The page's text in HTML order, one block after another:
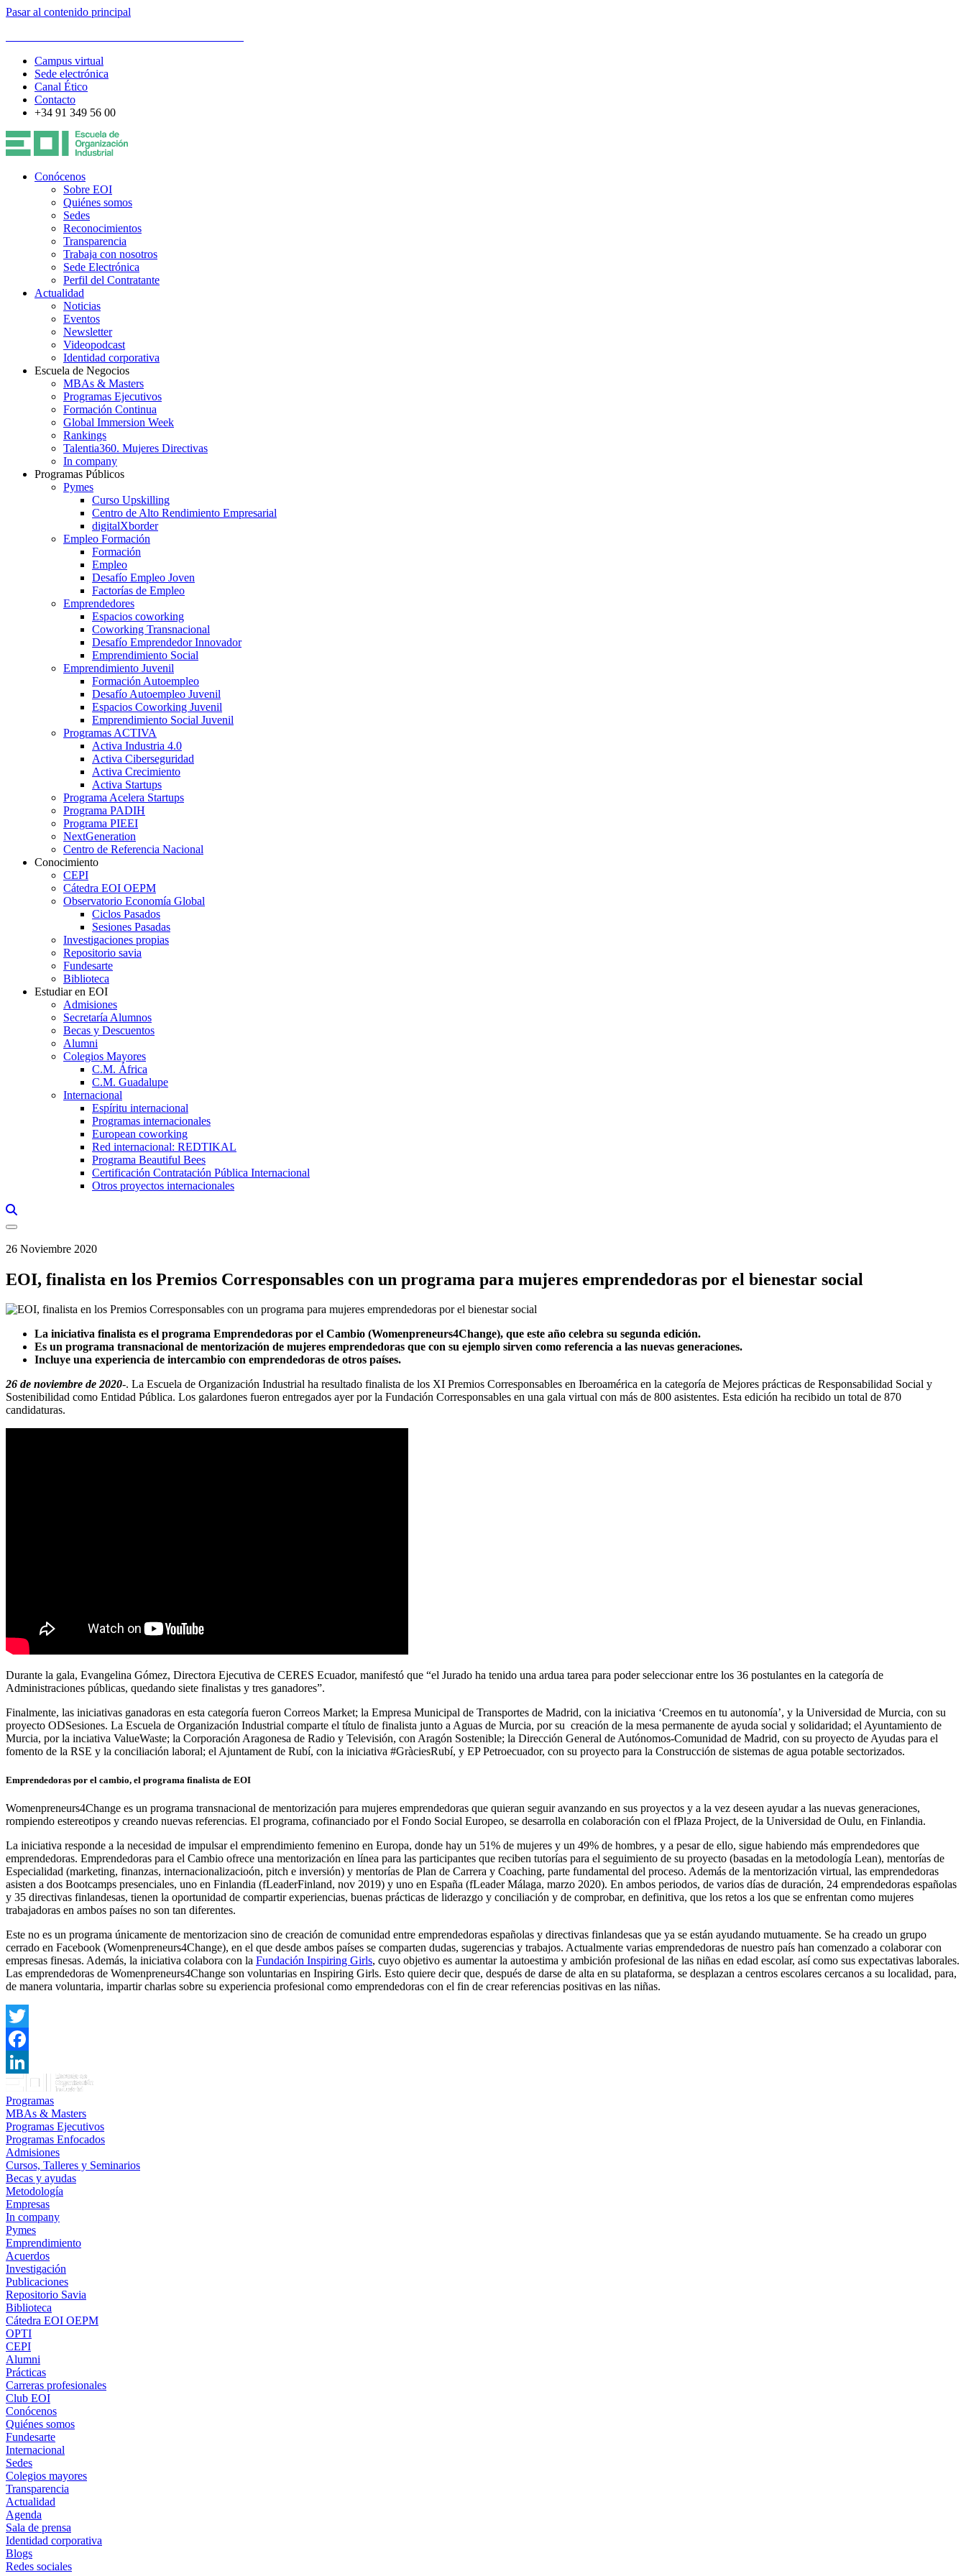
Pasar al contenido principal
Campus virtual
Sede electrónica
Canal Ético
Contacto
+34 91 349 56 00
Conócenos
Sobre EOI
Quiénes somos
Sedes
Reconocimientos
Transparencia
Trabaja con nosotros
Sede Electrónica
Perfil del Contratante
Actualidad
Noticias
Eventos
Newsletter
Videopodcast
Identidad corporativa
Escuela de Negocios
MBAs & Masters
Programas Ejecutivos
Formación Continua
Global Immersion Week
Rankings
Talentia360. Mujeres Directivas
In company
Programas Públicos
Pymes
Curso Upskilling
Centro de Alto Rendimiento Empresarial
digitalXborder
Empleo Formación
Formación
Empleo
Desafío Empleo Joven
Factorías de Empleo
Emprendedores
Espacios coworking
Coworking Transnacional
Desafío Emprendedor Innovador
Emprendimiento Social
Emprendimiento Juvenil
Formación Autoempleo
Desafío Autoempleo Juvenil
Espacios Coworking Juvenil
Emprendimiento Social Juvenil
Programas ACTIVA
Activa Industria 4.0
Activa Ciberseguridad
Activa Crecimiento
Activa Startups
Programa Acelera Startups
Programa PADIH
Programa PIEEI
NextGeneration
Centro de Referencia Nacional
Conocimiento
CEPI
Cátedra EOI OEPM
Observatorio Economía Global
Ciclos Pasados
Sesiones Pasadas
Investigaciones propias
Repositorio savia
Fundesarte
Biblioteca
Estudiar en EOI
Admisiones
Secretaría Alumnos
Becas y Descuentos
Alumni
Colegios Mayores
C.M. África
C.M. Guadalupe
Internacional
Espíritu internacional
Programas internacionales
European coworking
Red internacional: REDTIKAL
Programa Beautiful Bees
Certificación Contratación Pública Internacional
Otros proyectos internacionales
26 Noviembre 2020
EOI, finalista en los Premios Corresponsables con un programa para mujeres emprendedoras por el bienestar social
La iniciativa finalista es el programa Emprendedoras por el Cambio (Womenpreneurs4Change), que este año celebra su segunda edición.
Es un programa transnacional de mentorización de mujeres emprendedoras que con su ejemplo sirven como referencia a las nuevas generaciones.
Incluye una experiencia de intercambio con emprendedoras de otros países.
26 de noviembre de 2020-. La Escuela de Organización Industrial ha resultado finalista de los XI Premios Corresponsables en Iberoamérica en la categoría de Mejores prácticas de Responsabilidad Social y
Sostenibilidad como Entidad Pública. Los galardones fueron entregados ayer por la Fundación Corresponsables en una gala virtual con más de 800 asistentes. Esta edición ha recibido un total de 870
candidaturas.
Durante la gala, Evangelina Gómez, Directora Ejecutiva de CERES Ecuador, manifestó que “el Jurado ha tenido una ardua tarea para poder seleccionar entre los 36 postulantes en la categoría de
Administraciones públicas, quedando siete finalistas y tres ganadores”.
Finalmente, las iniciativas ganadoras en esta categoría fueron Correos Market; la Empresa Municipal de Transportes de Madrid, con la iniciativa ‘Creemos en tu autonomía’, y la Universidad de Murcia, con su
proyecto ODSesiones. La Escuela de Organización Industrial comparte el título de finalista junto a Aguas de Murcia, por su creación de la mesa permanente de ayuda social y solidaridad; el Ayuntamiento de
Murcia, por la inciativa ValueWaste; la Corporación Aragonesa de Radio y Televisión, con Aragón Sostenible; la Dirección General de Autónomos-Comunidad de Madrid, con su proyecto de Ayudas para el
fomento de la RSE y la conciliación laboral; el Ajuntament de Rubí, con la iniciativa #GràciesRubí, y EP Petroecuador, con su proyecto para la Construcción de sistemas de agua potable sectorizados.
Emprendedoras por el cambio, el programa finalista de EOI
Womenpreneurs4Change es un programa transnacional de mentorización para mujeres emprendedoras que quieran seguir avanzando en sus proyectos y a la vez deseen ayudar a las nuevas generaciones,
rompiendo estereotipos y creando nuevas referencias. El programa, cofinanciado por el Fondo Social Europeo, se desarrolla en colaboración con el fPlaza Project, de la Universidad de Oulu, en Finlandia.
La iniciativa responde a la necesidad de impulsar el emprendimiento femenino en Europa, donde hay un 51% de mujeres y un 49% de hombres, y a pesar de ello, sigue habiendo más emprendedores que
emprendedoras. Emprendedoras para el Cambio ofrece una mentorización en línea para las participantes que reciben tutorías para el seguimiento de su proyecto (basadas en la metodología Lean), mentorías de
Especialidad (marketing, finanzas, internacionalizacioón, pitch e inversión) y mentorías de Plan de Carrera y Coaching, parte fundamental del proceso. Además de la mentorización virtual, las emprendedoras
asisten a dos Bootcamps presenciales, uno en Finlandia (fLeaderFinland, nov 2019) y uno en España (fLeader Málaga, marzo 2020). En ambos periodos, de varios días de duración, 24 emprendedoras españolas
y 35 directivas finlandesas, tienen la oportunidad de compartir experiencias, buenas prácticas de liderazgo y conciliación y de comprobar, en definitiva, que los retos a los que se enfrentan como mujeres
trabajadoras en ambos países no son tan diferentes.
Este no es un programa únicamente de mentorizacion sino de creación de comunidad entre emprendedoras españolas y directivas finlandesas que ya se están ayudando mutuamente. Se ha creado un grupo
cerrado en Facebook (Womenpreneurs4Change), en el que desde ambos países se comparten dudas, sugerencias y trabajos. Actualmente varias emprendedoras de nuestro país han comenzado a colaborar con
empresas finesas. Además, la iniciativa colabora con la Fundación Inspiring Girls, cuyo objetivo es aumentar la autoestima y ambición profesional de las niñas en edad escolar, así como sus expectativas laborales.
Las emprendedoras de Womenpreneurs4Change son voluntarias en Inspiring Girls. Esto quiere decir que, después de darse de alta en su plataforma, se desplazan a centros escolares cercanos a su localidad, para,
de manera voluntaria, impartir charlas sobre su experiencia profesional como emprendedoras con el fin de crear referencias positivas en las niñas.
Twitter
Facebook
LinkedIn
Programas
MBAs & Masters
Programas Ejecutivos
Programas Enfocados
Admisiones
Cursos, Talleres y Seminarios
Becas y ayudas
Metodología
Empresas
In company
Pymes
Emprendimiento
Acuerdos
Investigación
Publicaciones
Repositorio Savia
Biblioteca
Cátedra EOI OEPM
OPTI
CEPI
Alumni
Prácticas
Carreras profesionales
Club EOI
Conócenos
Quiénes somos
Fundesarte
Internacional
Sedes
Colegios mayores
Transparencia
Actualidad
Agenda
Sala de prensa
Identidad corporativa
Blogs
Redes sociales